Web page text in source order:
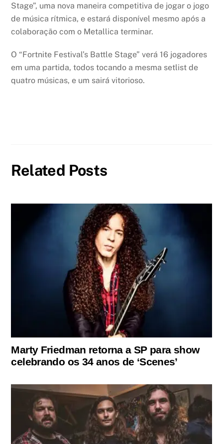
Stage”, uma nova maneira competitiva de jogar o jogo
de música rítmica, e estará disponível mesmo após a
colaboração com o Metallica terminar.
O “Fortnite Festival’s Battle Stage” verá 16 jogadores
em uma partida, todos tocando a mesma setlist de
quatro músicas, e um sairá vitorioso.
Related Posts
Marty Friedman retorna a SP para show
celebrando os 34 anos de ‘Scenes’